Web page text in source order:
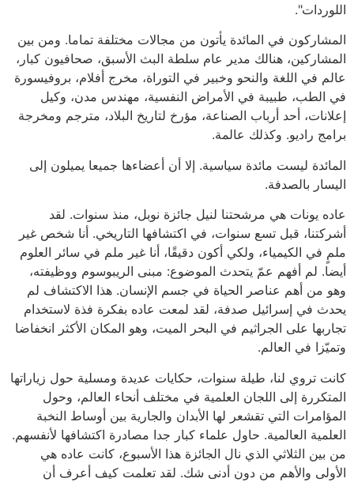
اللوردات".
المشاركون في المائدة يأتون من مجالات مختلفة تماما. ومن بين
المشاركين، هنالك مدير عام سلطة البث الأسبق، صحافيون كبار،
عالم في اللغة والنحو وخبير في التوراة، مخرج أفلام، بروفيسورة
في الطب، طبيبة في الأمراض النفسية، مهندس مدن، وكيل
إعلانات، أحد أرباب الصناعة، مؤرخ لتاريخ البلاد، مترجم ومخرجة
برامج راديو. وكذلك عالمة.
المائدة ليست مائدة سياسية. إلا أن أعضاءها جميعا يميلون إلى
اليسار بالصدفة.
عاده يونات هي مرشحتنا لنيل جائزة نوبل، منذ سنوات. لقد
أشركتنا، قبل تسع سنوات، في اكتشافها التاريخي. أنا شخص غير
ملمٍ في الكيمياء، ولكي أكون دقيقًا، أنا غير ملم في سائر العلوم
أيضا. لم أفهم عمّ يتحدث الموضوع: مبنى الريبوسوم ووظيفته،
وهو من أهم عناصر الحياة في جسم الإنسان. هذا الاكتشاف لم
يحدث في إسرائيل صدفة، لقد لمعت عاده بفكرة فذة لاستخدام
تجاربها على الجراثيم في البحر الميت، وهو المكان الأكثر انخفاضا
وتميّزا في العالم.
كانت تروي لنا، طيلة سنوات، حكايات عديدة ومسلية حول زياراتها
المتكررة إلى اللجان العلمية في مختلف أنحاء العالم، وحول
المؤامرات التي تقشعر لها الأبدان والجارية بين أوساط النخبة
العلمية العالمية. حاول علماء كبار جدا مصادرة اكتشافها لأنفسهم.
من بين الثلاثي الذي نال الجائزة هذا الأسبوع، كانت عاده هي
الأولى والأهم من دون أدنى شك. لقد تعلمت كيف أعرف أن